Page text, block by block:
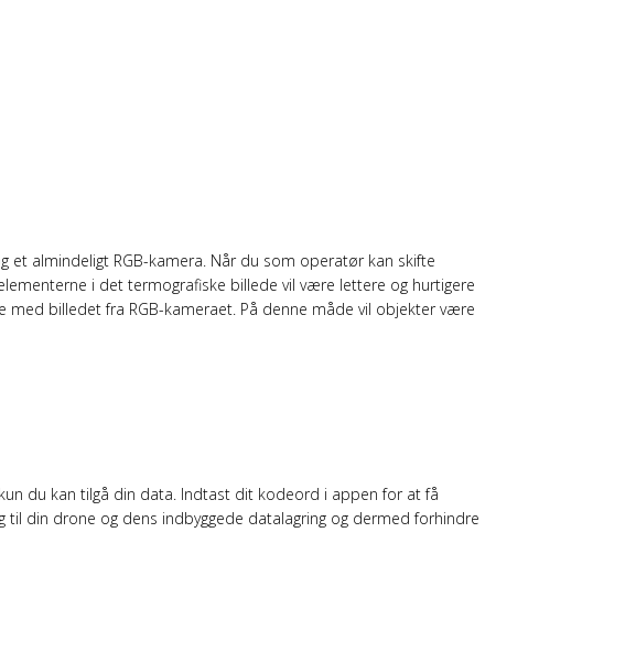
almindeligt RGB-kamera. Når du som operatør kan skifte
i det termografiske billede vil være lettere og hurtigere
med billedet fra RGB-kameraet. På denne måde vil objekter være
du kan tilgå din data. Indtast dit kodeord i appen for at få
din drone og dens indbyggede datalagring og dermed forhindre